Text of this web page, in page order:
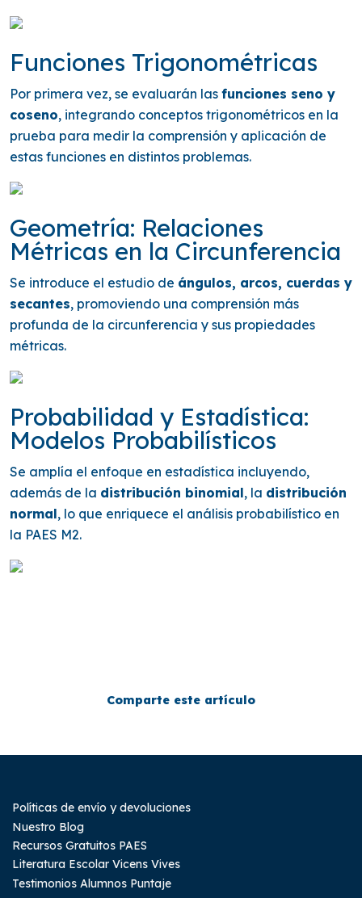
Funciones Trigonométricas
Por primera vez, se evaluarán las funciones seno y
coseno, integrando conceptos trigonométricos en la
prueba para medir la comprensión y aplicación de
estas funciones en distintos problemas.
Geometría: Relaciones
Métricas en la Circunferencia
Se introduce el estudio de ángulos, arcos, cuerdas y
secantes, promoviendo una comprensión más
profunda de la circunferencia y sus propiedades
métricas.
Probabilidad y Estadística:
Modelos Probabilísticos
Se amplía el enfoque en estadística incluyendo,
además de la distribución binomial, la distribución
normal, lo que enriquece el análisis probabilístico en
la PAES M2.
Comparte este artículo
Políticas de envío y devoluciones
Nuestro Blog
Recursos Gratuitos PAES
Literatura Escolar Vicens Vives
Testimonios Alumnos Puntaje